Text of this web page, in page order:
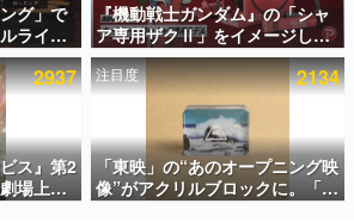
一覧
り記事
数が数千以上！ ページビュー数万以上！ などな
の人々に読まれた、電ファミ渾身の“殿堂入り”記
ました。
グ」で
ライク
はソウ
事に失
『機動戦士ガンダム』の「シャ
ア専用ザクⅡ」をイメージした
散水ホースリールが予約開始。
本体にはシャアのパーソナルマ
ークやジオン公国軍のエンブレ
ム、型式番号などを配置
2937
ス』第2
場上映
莉也さ
注目度 2134
「東映」の“あのオープニング映
像”がアクリルブロックに。「東
映ヒストリカル グッズコレクシ